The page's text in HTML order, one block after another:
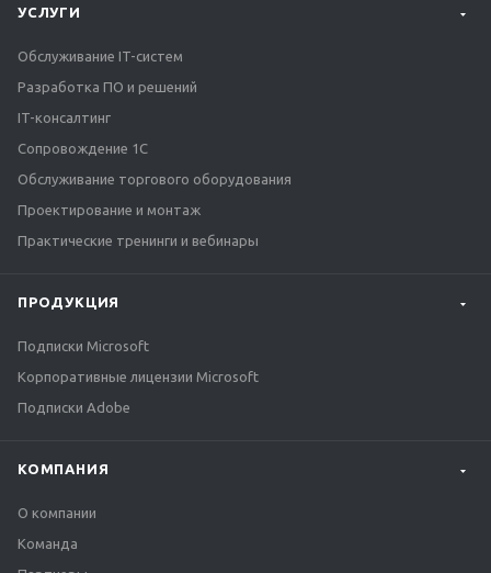
УСЛУГИ
Обслуживание IT-систем
Разработка ПО и решений
IT-консалтинг
Сопровождение 1С
Обслуживание торгового оборудования
Проектирование и монтаж
Практические тренинги и вебинары
ПРОДУКЦИЯ
Подписки Microsoft
Корпоративные лицензии Microsoft
Подписки Adobe
КОМПАНИЯ
О компании
Команда